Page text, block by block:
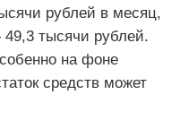
рублей в месяц,
тысячи рублей.
на фоне
средств может